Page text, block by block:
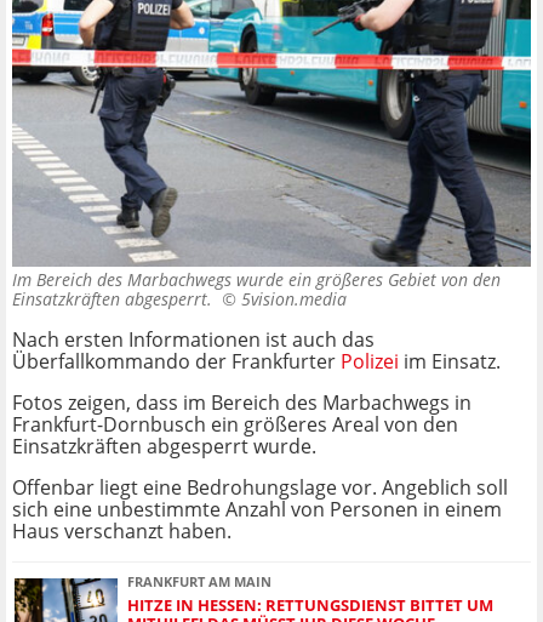
Im Bereich des Marbachwegs wurde ein größeres Gebiet von den
Einsatzkräften abgesperrt. © 5vision.media
Nach ersten Informationen ist auch das
Überfallkommando der Frankfurter Polizei im Einsatz.
Fotos zeigen, dass im Bereich des Marbachwegs in
Frankfurt-Dornbusch ein größeres Areal von den
Einsatzkräften abgesperrt wurde.
Offenbar liegt eine Bedrohungslage vor. Angeblich soll
sich eine unbestimmte Anzahl von Personen in einem
Haus verschanzt haben.
FRANKFURT AM MAIN
HITZE IN HESSEN: RETTUNGSDIENST BITTET UM